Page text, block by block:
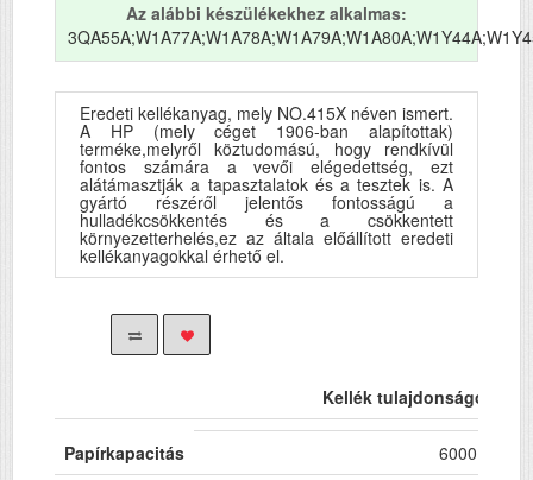
Az alábbi készülékekhez alkalmas:
Eredeti kellékanyag, mely NO.415X néven ismert.
A HP (mely céget 1906-ban alapítottak)
terméke,melyről köztudomású, hogy rendkívül
fontos számára a vevői elégedettség, ezt
alátámasztják a tapasztalatok és a tesztek is. A
gyártó részéről jelentős fontosságú a
hulladékcsökkentés és a csökkentett
környezetterhelés,ez az általa előállított eredeti
kellékanyagokkal érhető el.
Kellék tulajdonságok
Papírkapacitás
6000 oldal